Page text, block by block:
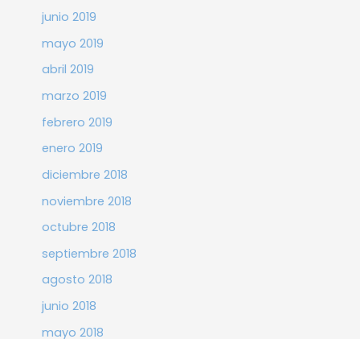
junio 2019
mayo 2019
abril 2019
marzo 2019
febrero 2019
enero 2019
diciembre 2018
noviembre 2018
octubre 2018
septiembre 2018
agosto 2018
junio 2018
mayo 2018